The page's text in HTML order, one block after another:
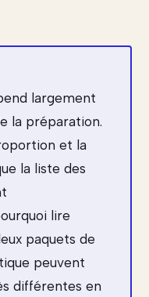
largement
la préparation.
et la
la liste des
lire
paquets de
peuvent
différentes en